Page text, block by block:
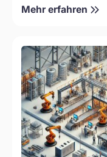
Ziel
Fabrik
sein,
die
schneller
entscheidet,
kontinuierlich
lernt
und
Mehr erfahren
Whitepaper:
Künstliche
Intelligenz
in
der
Produktion
ist
hier